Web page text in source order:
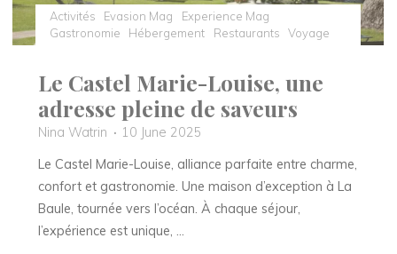
Activités Evasion Mag
Experience Mag
Gastronomie
Hébergement Restaurants Voyage
Le Castel Marie-Louise, une
adresse pleine de saveurs
Nina Watrin
10 June 2025
Le Castel Marie-Louise, alliance parfaite entre charme,
confort et gastronomie. Une maison d’exception à La
Baule, tournée vers l’océan. À chaque séjour,
l’expérience est unique, …